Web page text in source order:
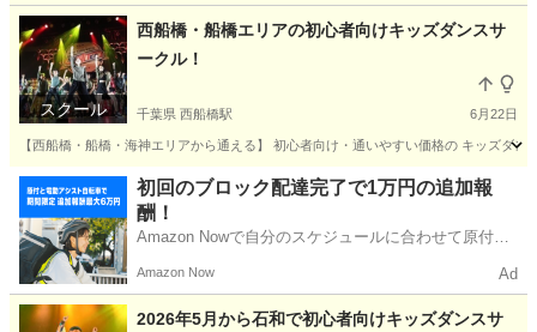
東京 東村山市 久米川駅 ヒップホップ サークル
スクール
西船橋・船橋エリアの初心者向けキッズダンスサ
ークル！
千葉県 西船橋駅 6月22日
【西船橋・船橋・海神エリアから通える】 初心者向け・通いやすい価格の キッズダ
西船橋駅 ヒップホップ サークル
初回のブロック配達完了で1万円の追加報
酬！
Amazon Nowで自分のスケジュールに合わせて原付や
う！
Amazon Now Ad
2026年5月から石和で初心者向けキッズダンスサ